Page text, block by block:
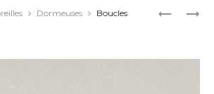
BOUCLES
BOUCLES
Dormeuses
Boucles